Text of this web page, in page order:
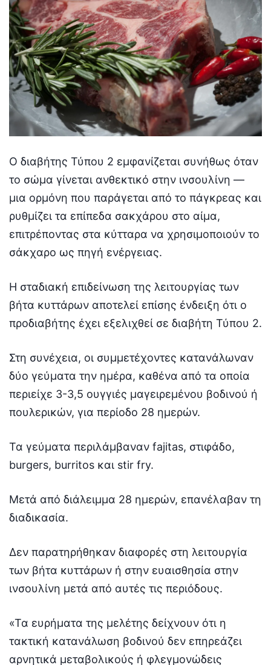
Ο διαβήτης Τύπου 2 εμφανίζεται συνήθως όταν
το σώμα γίνεται ανθεκτικό στην ινσουλίνη —
μια ορμόνη που παράγεται από το πάγκρεας και
ρυθμίζει τα επίπεδα σακχάρου στο αίμα,
επιτρέποντας στα κύτταρα να χρησιμοποιούν το
σάκχαρο ως πηγή ενέργειας.
Η σταδιακή επιδείνωση της λειτουργίας των
βήτα κυττάρων αποτελεί επίσης ένδειξη ότι ο
προδιαβήτης έχει εξελιχθεί σε διαβήτη Τύπου 2.
Στη συνέχεια, οι συμμετέχοντες κατανάλωναν
δύο γεύματα την ημέρα, καθένα από τα οποία
περιείχε 3-3,5 ουγγιές μαγειρεμένου βοδινού ή
πουλερικών, για περίοδο 28 ημερών.
Τα γεύματα περιλάμβαναν fajitas, στιφάδο,
burgers, burritos και stir fry.
Μετά από διάλειμμα 28 ημερών, επανέλαβαν τη
διαδικασία.
Δεν παρατηρήθηκαν διαφορές στη λειτουργία
των βήτα κυττάρων ή στην ευαισθησία στην
ινσουλίνη μετά από αυτές τις περιόδους.
«Τα ευρήματα της μελέτης δείχνουν ότι η
τακτική κατανάλωση βοδινού δεν επηρεάζει
αρνητικά μεταβολικούς ή φλεγμονώδεις